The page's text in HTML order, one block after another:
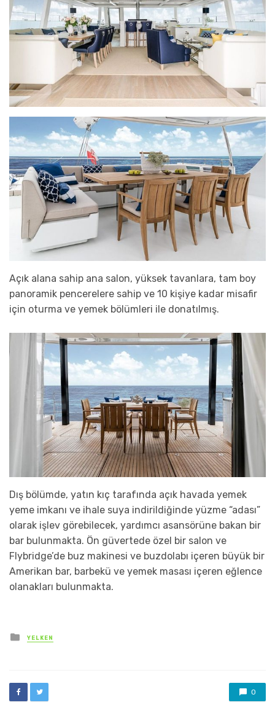
Açık alana sahip ana salon, yüksek tavanlara, tam boy
panoramik pencerelere sahip ve 10 kişiye kadar misafir
için oturma ve yemek bölümleri ile donatılmış.
Dış bölümde, yatın kıç tarafında açık havada yemek
yeme imkanı ve ihale suya indirildiğinde yüzme “adası”
olarak işlev görebilecek, yardımcı asansörüne bakan bir
bar bulunmakta. Ön güvertede özel bir salon ve
Flybridge’de buz makinesi ve buzdolabı içeren büyük bir
Amerikan bar, barbekü ve yemek masası içeren eğlence
olanakları bulunmakta.
Posted
in
YELKEN
0